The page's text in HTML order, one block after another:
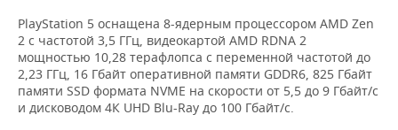
ФИГУРНОЕ КАТАНИЕ
ВОДНЫЕ ВИДЫ СПОРТА
ХОККЕЙ С МЯЧОМ
МЕДИЦИНА
ОБРАЗОВАНИЕ
ПРОИСШЕСТВИЯ
PlayStation 5 оснащена 8-ядерным процессором AMD Zen
2 с частотой 3,5 ГГц, видеокартой AMD RDNA 2
мощностью 10,28 терафлопса с переменной частотой до
2,23 ГГц, 16 Гбайт оперативной памяти GDDR6, 825 Гбайт
памяти SSD формата NVME на скорости от 5,5 до 9 Гбайт/с
и дисководом 4К UHD Blu-Ray до 100 Гбайт/с.